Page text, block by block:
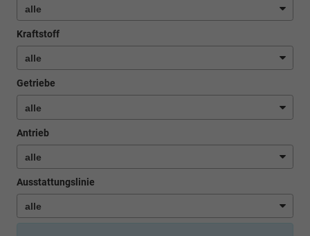
Kraftstoff
Getriebe
Antrieb
Ausstattungslinie